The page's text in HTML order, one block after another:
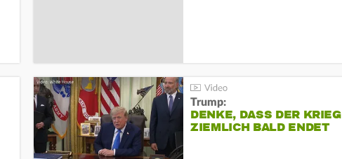
Trump:
DENKE, DASS DER KRIEG
ZIEMLICH BALD ENDET